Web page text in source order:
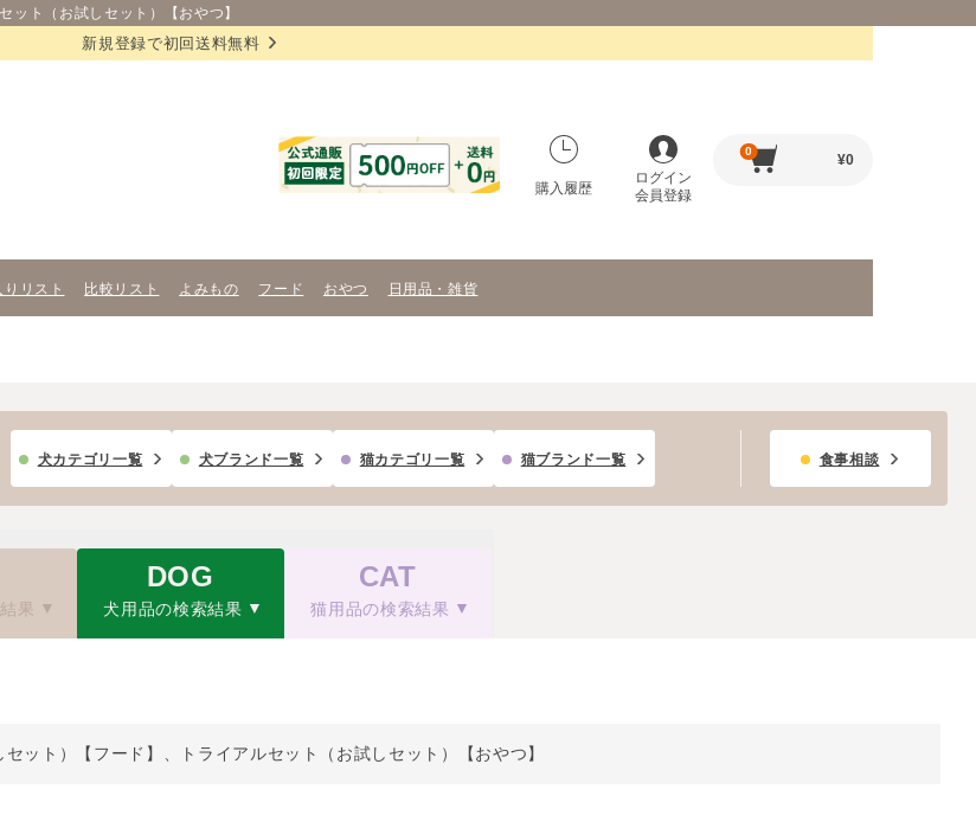
ット（お試しセット）【おやつ】
新規登録で初回送料無料
購入履歴
ログイン
会員登録
0
¥0
リスト 比較リスト よみもの フード おやつ 日用品・雑貨
犬カテゴリ一覧 犬ブランド一覧 猫カテゴリ一覧 猫ブランド一覧 食事相談
果
DOG
犬用品の検索結果
CAT
猫用品の検索結果
セット）【フード】、トライアルセット（お試しセット）【おやつ】